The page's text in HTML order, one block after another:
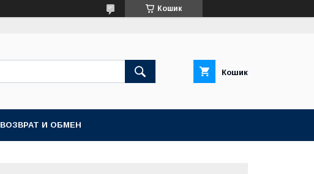
Кошик
Кошик
ВОЗВРАТ И ОБМЕН